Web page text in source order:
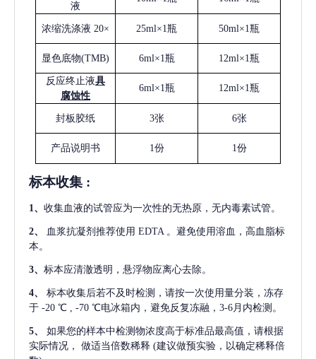
液
浓缩洗涤液 20× 25ml×1瓶 50ml×1瓶
显色底物(TMB) 6ml×1瓶 12ml×1瓶
反应终止液具
腐蚀性
6ml×1瓶 12ml×1瓶
封板胶纸 3张 6张
产品说明书 1份 1份
标本收集 :
1、 收集血液的试管应为一次性的无热原，无内毒素试管。
2、 血浆抗凝剂推荐使用 EDTA 。避免使用溶血，高血脂标
本。
3、 标本应清澈透明，悬浮物应离心去除。
4、
标本收集后若不及时检测，请按一次使用量分装，冻存
于 -20 ℃ , -70 ℃电冰箱内，避免反复冻融，3-6月内检测。
5、
如果您的样本中检测物浓度高于标准品最高值，请根据
实际情况，
做适当倍数稀释 (建议做预实验，以确定稀释倍